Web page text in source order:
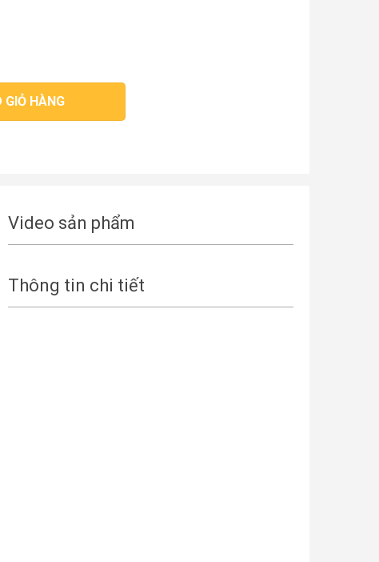
- Thùng 12 lốc x 4 hộp x 180ml số lượng
GIỎ HÀNG
Video sản phẩm
Thông tin chi tiết